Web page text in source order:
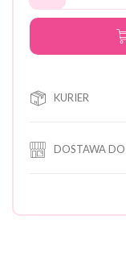
KURIER
DOSTAWA